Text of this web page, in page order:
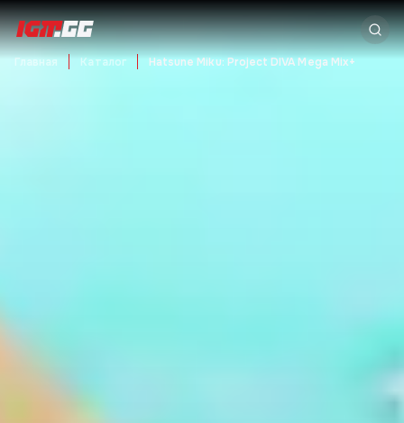
Главная Каталог Hatsune Miku: Project DIVA Mega Mix+